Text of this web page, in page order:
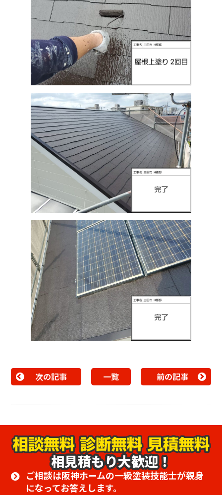
次の記事 一覧 前の記事
相見積もり大歓迎！
ご相談は阪神ホームの一級塗装技能士が親身
になってお答えします。